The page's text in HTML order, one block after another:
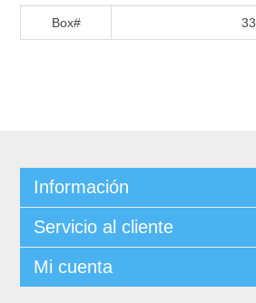
Box# 33
Información
Servicio al cliente
Mi cuenta